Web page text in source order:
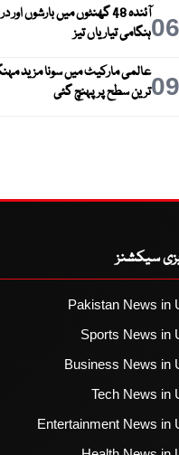
06
آئندہ 48 گھنٹوں میں
ہنگامی تیاریاں تیز
09ترین سطح پر پہنچ گئی
سیکشنز
Pakistan News in
Sports News in
Business News in
Tech News in
Entertainment News in